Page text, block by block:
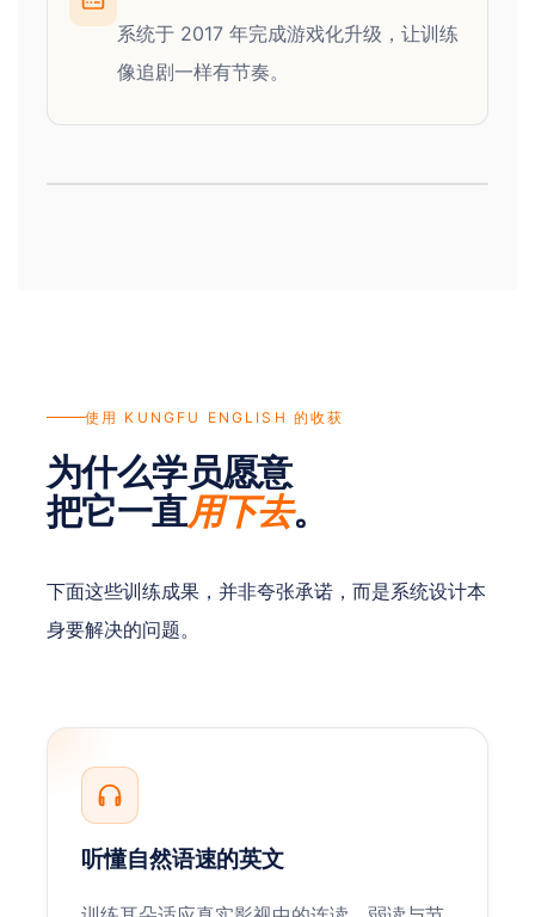
系统于 2017 年完成游戏化升级，让训练
像追剧一样有节奏。
Flow
流畅 说出
Master
掌握
"It's not about memorizing — it's about
语言学习不靠死记硬背,靠的是识别能力。
使用 KUNGFU ENGLISH 的收获
为什么学员愿意
把它一直用下去。
下面这些训练成果，并非夸张承诺，而是系统设计本
身要解决的问题。
听懂自然语速的英文